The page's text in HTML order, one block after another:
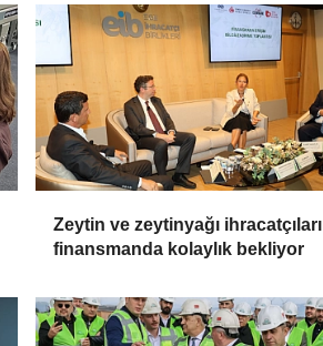
Zeytin ve zeytinyağı ihracatçıları
finansmanda kolaylık bekliyor